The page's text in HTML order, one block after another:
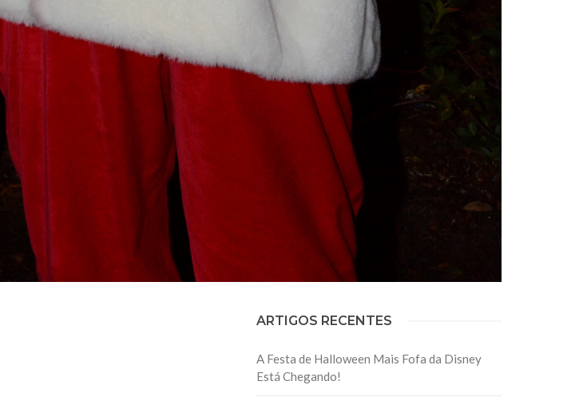
ARTIGOS RECENTES
A Festa de Halloween Mais Fofa da Disney
Está Chegando!